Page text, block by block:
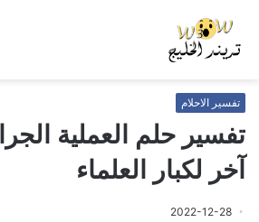
تفسير الاحلام
تفسير حلم العملية
آخر لكبار العلماء
2022-12-28